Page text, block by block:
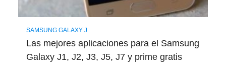
SAMSUNG GALAXY J
Las mejores aplicaciones para el Samsung
Galaxy J1, J2, J3, J5, J7 y prime gratis